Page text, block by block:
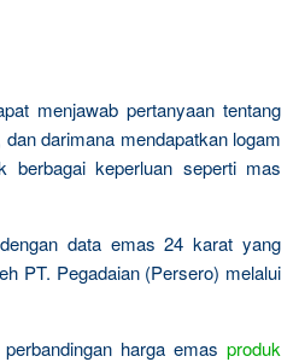
menjawab pertanyaan tentang
darimana mendapatkan logam
berbagai keperluan seperti mas
data emas 24 karat yang
PT. Pegadaian (Persero) melalui
harga emas produk